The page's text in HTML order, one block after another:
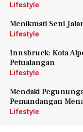
Lifestyle
Menikmati Seni
Lifestyle
Innsbruck: Kota
Petualangan
Lifestyle
Mendaki
Pemandangan
Lifestyle